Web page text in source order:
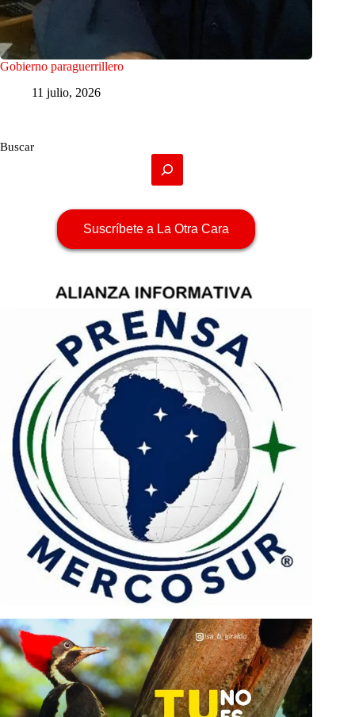
Gobierno paraguerrillero
11 julio, 2026
Buscar
Suscríbete a La Otra Cara